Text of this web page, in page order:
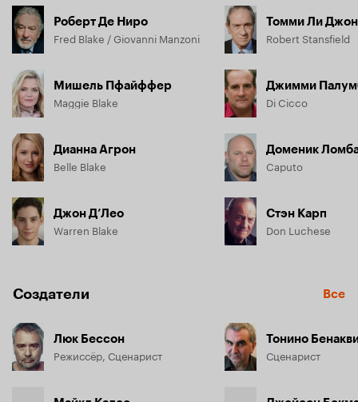
Роберт Де Ниро
Fred Blake / Giovanni Manzoni
Мишель Пфайффер
Maggie Blake
Дианна Агрон
Belle Blake
Джон Д’Лео
Warren Blake
Томми Ли
Robert Stansfield
Джимми
Di Cicco
Доменик
Caputo
Стэн Карп
Don Luchese
Создатели Все
Люк Бессон
Режиссёр, Сценарист
Тонино
Сценарист